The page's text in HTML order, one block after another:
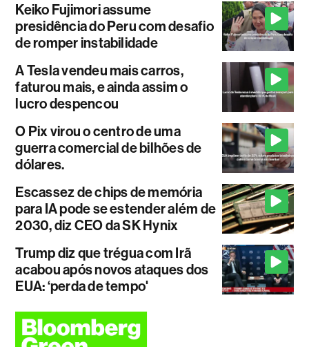
Keiko Fujimori assume
presidência do Peru com desafio
de romper instabilidade
A Tesla vendeu mais carros,
faturou mais, e ainda assim o
lucro despencou
O Pix virou o centro de uma
guerra comercial de bilhões de
dólares.
Escassez de chips de memória
para IA pode se estender além de
2030, diz CEO da SK Hynix
Trump diz que trégua com Irã
acabou após novos ataques dos
EUA: ‘perda de tempo'